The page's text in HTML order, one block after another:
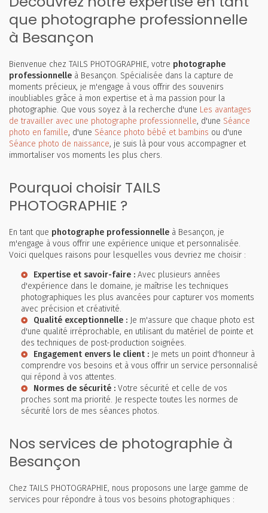
que photographe professionnelle
à Besançon
Bienvenue chez TAILS PHOTOGRAPHIE, votre photographe
professionnelle à Besançon. Spécialisée dans la capture de
moments précieux, je m'engage à vous offrir des souvenirs
inoubliables grâce à mon expertise et à ma passion pour la
photographie. Que vous soyez à la recherche d'une Les avantages
de travailler avec une photographe professionnelle, d'une Séance
photo en famille, d'une Séance photo bébé et bambins ou d'une
Séance photo de naissance, je suis là pour vous accompagner et
immortaliser vos moments les plus chers.
Pourquoi choisir TAILS
PHOTOGRAPHIE ?
En tant que photographe professionnelle à Besançon, je
m'engage à vous offrir une expérience unique et personnalisée.
Voici quelques raisons pour lesquelles vous devriez me choisir :
Expertise et savoir-faire : Avec plusieurs années
d'expérience dans le domaine, je maîtrise les techniques
photographiques les plus avancées pour capturer vos moments
avec précision et créativité.
Qualité exceptionnelle : Je m'assure que chaque photo est
d'une qualité irréprochable, en utilisant du matériel de pointe et
des techniques de post-production soignées.
Engagement envers le client : Je mets un point d'honneur à
comprendre vos besoins et à vous offrir un service personnalisé
qui répond à vos attentes.
Normes de sécurité : Votre sécurité et celle de vos
proches sont ma priorité. Je respecte toutes les normes de
sécurité lors de mes séances photos.
Nos services de photographie à
Besançon
Chez TAILS PHOTOGRAPHIE, nous proposons une large gamme de
services pour répondre à tous vos besoins photographiques :